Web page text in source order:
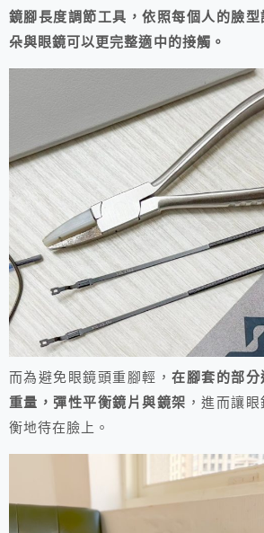
鏡腳長度調節工具，依照每個人的臉
朵與眼鏡可以更完整適中的接觸。
而為避免眼鏡頭重腳輕，在腳套的部分
重量，彈性平衡鏡片與鏡架 ，進而讓
衡地待在臉上。